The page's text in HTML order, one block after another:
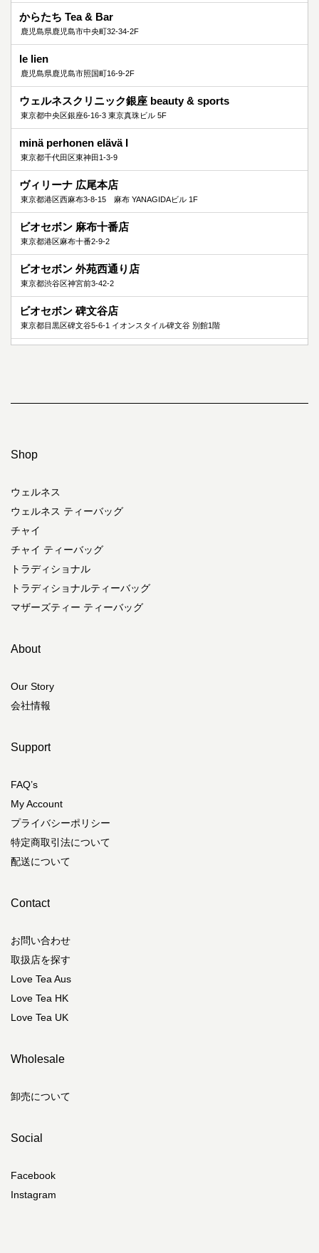
からたち Tea & Bar
鹿児島県鹿児島市中央町32-34-2F
le lien
鹿児島県鹿児島市照国町16-9-2F
ウェルネスクリニック銀座 beauty & sports
東京都中央区銀座6-16-3 東京真珠ビル 5F
minä perhonen elävä I
東京都千代田区東神田1-3-9
ヴィリーナ 広尾本店
東京都港区西麻布3-8-15 麻布 YANAGIDAビル 1F
ビオセボン 麻布十番店
東京都港区麻布十番2-9-2
ビオセボン 外苑西通り店
東京都渋谷区神宮前3-42-2
ビオセボン 碑文谷店
東京都目黒区碑文谷5-6-1 イオンスタイル碑文谷 別館1階
神奈川県川崎市麻生区上麻生1-19 イオン新百合ヶ丘店2階
東京都町田市原町田6-4-1<br />町田東急ツインズ イースト館1階 レ・シ・ピ町
ビオセボン 富ヶ谷店
東京都渋谷区富ヶ谷1-49-21
ビオセボン 四谷三丁目店
東京都新宿区四谷3-5
ビオセボン 中目黒店
ビオセボン 横浜元町店
bowl
Licht
北海道札幌市中央区大通西15-3-6 土井ビル 2F
GOOD NATURE STATION
京都府京都市下京区四条下ル2丁目稲荷町318-6
ビオセボン 日吉店
ビオセボン ルミネ立川店
BROWN and ordinary.
北海道勇払郡むかわ町末広2-29
ビオセボン 二子玉川東急フードショー店
階
東京都港区海岸1-10-30 アトレ竹芝 タワー棟1階
hotel Siro
東京都豊島区池袋2-12-12
buik
café robinet
Shop
ウェルネス
ウェルネス ティーバッグ
チャイ
チャイ ティーバッグ
トラディショナル
トラディショナルティーバッグ
マザーズティー ティーバッグ
About
Our Story
会社情報
Support
FAQ’s
My Account
プライバシーポリシー
特定商取引法について
配送について
Contact
お問い合わせ
取扱店を探す
Love Tea Aus
Love Tea HK
Love Tea UK
Wholesale
卸売について
Social
Facebook
Instagram